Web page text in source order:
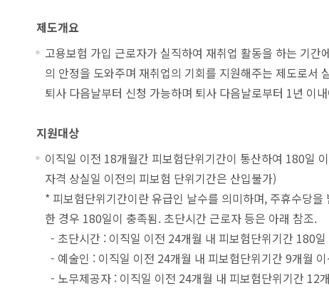
제도개요
고용보험 가입 근로자가 실직하여 재취업 활동을 하는 기
의 안정을 도와주며 재취업의 기회를 지원해주는 제도로서
퇴사 다음날부터 신청 가능하며 퇴사 다음날로부터 1년 이
지원대상
이직일 이전 18개월간 피보험단위기간이 통산하여 180일
자격 상실일 이전의 피보험 단위기간은 산입불가)
* 피보험단위기간이란 유급인 날수를 의미하며, 주휴수당
한 경우 180일이 충족됨. 초단시간 근로자 등은 아래 참조.
- 초단시간 : 이직일 이전 24개월 내 피보험단위기간 180
- 예술인 : 이직일 이전 24개월 내 피보험단위기간 9개월
- 노무제공자 : 이직일 이전 24개월 내 피보험단위기간 12